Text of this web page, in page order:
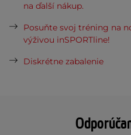
na ďalší nákup.
Posuňte svoj tréning na
výživou inSPORTline!
Diskrétne zabalenie